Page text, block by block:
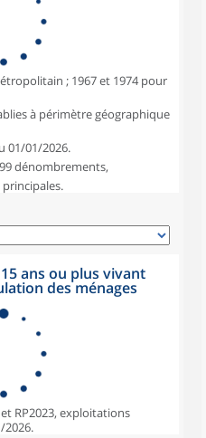
; 1967 et 1974 pour
à périmètre géographique
01/01/2026.
dénombrements,
principales.
ans ou plus vivant
des ménages
et RP2023, exploitations
2026.